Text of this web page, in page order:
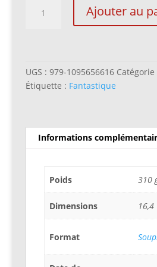
TRANSFORMERS
Wannabee
Ajouter au
UGS : 979-1095656616 Catégorie
Étiquette : Fantastique
Informations
Poids 310
Dimensions
Format